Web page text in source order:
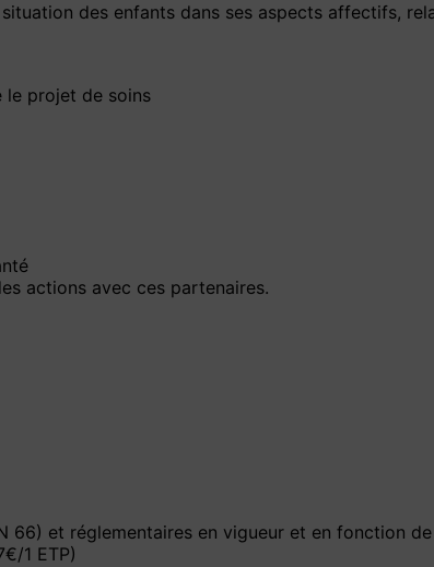
des enfants dans ses aspects affectifs,
le projet de soins
actions avec ces partenaires.
66) et réglementaires en vigueur et en fonction de
1 ETP)